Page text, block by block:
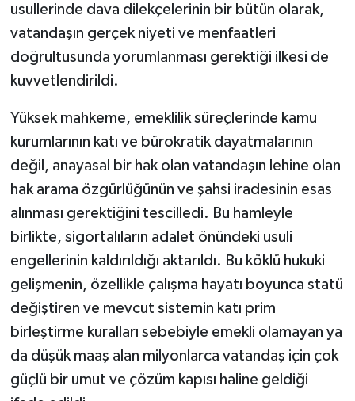
usullerinde dava dilekçelerinin bir bütün olarak,
vatandaşın gerçek niyeti ve menfaatleri
doğrultusunda yorumlanması gerektiği ilkesi de
kuvvetlendirildi.
Yüksek mahkeme, emeklilik süreçlerinde kamu
kurumlarının katı ve bürokratik dayatmalarının
değil, anayasal bir hak olan vatandaşın lehine olan
hak arama özgürlüğünün ve şahsi iradesinin esas
alınması gerektiğini tescilledi. Bu hamleyle
birlikte, sigortalıların adalet önündeki usuli
engellerinin kaldırıldığı aktarıldı. Bu köklü hukuki
gelişmenin, özellikle çalışma hayatı boyunca statü
değiştiren ve mevcut sistemin katı prim
birleştirme kuralları sebebiyle emekli olamayan ya
da düşük maaş alan milyonlarca vatandaş için çok
güçlü bir umut ve çözüm kapısı haline geldiği